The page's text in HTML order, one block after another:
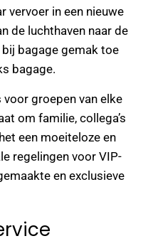
vervoer in een nieuwe
de luchthaven naar de
bagage gemak toe
bagage.
groepen van elke
om familie, collega’s
een moeiteloze en
regelingen voor VIP-
en exclusieve